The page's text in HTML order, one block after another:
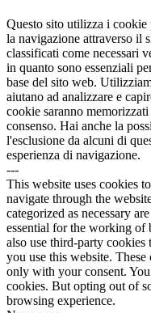
Questo sito utilizza i cookie
la navigazione attraverso il
classificati come necessari
in quanto sono essenziali
base del sito web.
aiutano ad analizzare e
cookie saranno
consenso. Hai anche la
l'esclusione da alcuni di
esperienza di navigazione.
---
This website uses cookies
navigate through the
categorized as necessary
essential for the working of
also use third-party cookies
you use this website.
only with your consent.
cookies. But opting out of
browsing experience.